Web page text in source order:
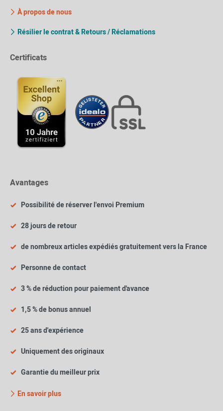
À propos de nous
Résilier le contrat & Retours / Réclamations
Certificats
Avantages
Possibilité de réserver l'envoi Premium
28 jours de retour
de nombreux articles expédiés gratuitement vers la France
Personne de contact
3 % de réduction pour paiement d'avance
1,5 % de bonus annuel
25 ans d'expérience
Uniquement des originaux
Garantie du meilleur prix
En savoir plus